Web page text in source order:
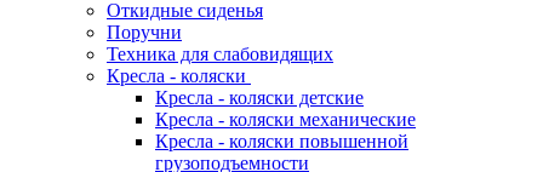
Откидные сиденья
Поручни
Техника для слабовидящих
Кресла - коляски
Кресла - коляски детские
Кресла - коляски механические
Кресла - коляски повышенной
грузоподъемности